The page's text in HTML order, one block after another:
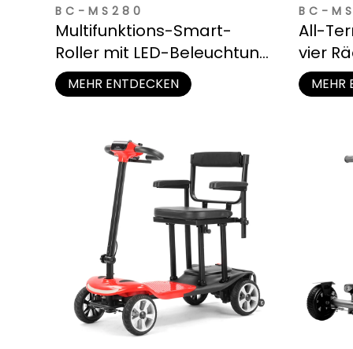
BC-MS280
Multifunktions-Smart-
Roller mit LED-Beleuchtung
und Staufach
MEHR ENTDECKEN
BC-
All-
vier
MEHR